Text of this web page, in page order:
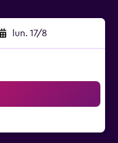
lun. 17/8